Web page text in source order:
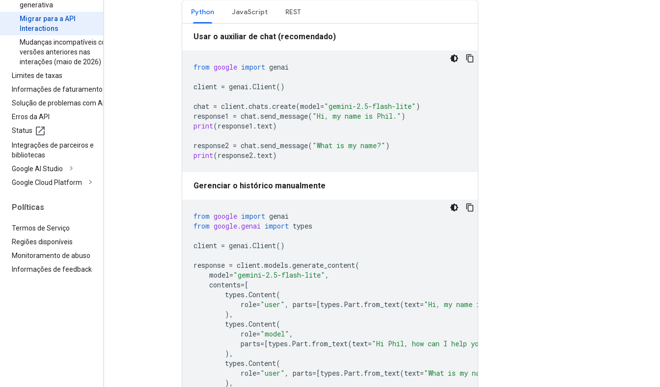
generativa
Migrar para a API
Interactions
Mudanças incompatíveis com
versões anteriores nas
interações (maio de 2026)
Limites de taxas
Informações de faturamento
Solução de problemas com APIs
Erros da API
Status
Integrações de parceiros e
bibliotecas
Google AI Studio
Google Cloud Platform
Políticas
Termos de Serviço
Regiões disponíveis
Monitoramento de abuso
Informações de feedback
Python JavaScript REST
Usar o auxiliar de chat (recomendado)
from google import genai
client = genai .Client()
chat = client.chats .create(model="gemini-2.5-flash-lite" )
response1
= chat. send_message( "Hi, my name is Phil." )
print(response1 . text)
response2 = chat. send_message( "What is my name?" )
print(response2. text)
Gerenciar o histórico manualmente
from google import genai
from google.genai import types
client = genai .Client()
response = client.models .generate_content(
model="gemini-2.5-flash-lite" ,
contents=[
types .Content(
role="user" , parts=[types . Part. from_text(text="Hi, my name is Phil."
),
types .Content(
role="model" ,
parts=[types . Part. from_text(text="Hi Phil, how can I help you?"
),
types .Content(
role="user" , parts=[types . Part. from_text(text="What is my name?"
),